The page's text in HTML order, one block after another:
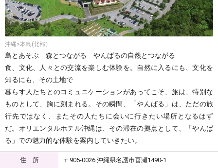
沖縄>本島(北部）
島とあそぶ 森とつながる やんばるの自然とつながる
食、文化、人々との交流を楽しむ体験を。自然に入るにも、文化を
知るにも、その土地で
暮らす人たちとのコミュニケーションがあってこそ、旅は、特別な
ものとして、胸に刻まれる。その瞬間、「やんばる」は、ただの旅
行先ではなく、またその人たちに会いに行きたい場所となるはず
だ。オリエンタルホテル沖縄は、その滞在の拠点として、「やんば
る」での魅力的な体験を案内していきたい。
住 所 〒905-0026 沖縄県名護市喜瀬1490-1